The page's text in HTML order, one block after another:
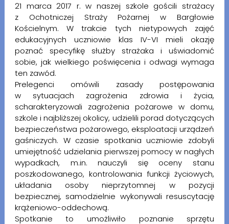
21 marca 2017 r. w naszej szkole gościli strażacy
z Ochotniczej Straży Pożarnej w Bargłowie
Kościelnym. W trakcie tych nietypowych zajęć
edukacyjnych uczniowie klas IV-VI mieli okazję
poznać specyfikę służby strażaka i uświadomić
sobie, jak wielkiego poświęcenia i odwagi wymaga
ten zawód.
Prelegenci omówili zasady postępowania
w sytuacjach zagrożenia zdrowia i życia,
scharakteryzowali zagrożenia pożarowe w domu,
szkole i najbliższej okolicy, udzielili porad dotyczących
bezpieczeństwa pożarowego, eksploatacji urządzeń
gaśniczych. W czasie spotkania uczniowie zdobyli
umiejętność udzielania pierwszej pomocy w nagłych
wypadkach, m.in. nauczyli się oceny stanu
poszkodowanego, kontrolowania funkcji życiowych,
układania osoby nieprzytomnej w pozycji
bezpiecznej, samodzielnie wykonywali resuscytację
krążeniowo-oddechową.
Spotkanie to umożliwiło poznanie sprzętu